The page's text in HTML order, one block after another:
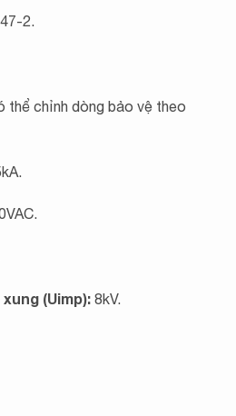
2.
thể chỉnh dòng bảo vệ theo
(Uimp): 8kV.